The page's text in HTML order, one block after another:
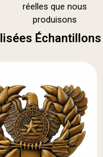
réelles que nous
produisons
Échantillons